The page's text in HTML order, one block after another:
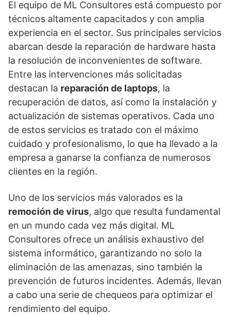
El equipo de ML Consultores está compuesto por
técnicos altamente capacitados y con amplia
experiencia en el sector. Sus principales servicios
abarcan desde la reparación de hardware hasta
la resolución de inconvenientes de software.
Entre las intervenciones más solicitadas
destacan la reparación de laptops, la
recuperación de datos, así como la instalación y
actualización de sistemas operativos. Cada uno
de estos servicios es tratado con el máximo
cuidado y profesionalismo, lo que ha llevado a la
empresa a ganarse la confianza de numerosos
clientes en la región.
Uno de los servicios más valorados es la
remoción de virus, algo que resulta fundamental
en un mundo cada vez más digital. ML
Consultores ofrece un análisis exhaustivo del
sistema informático, garantizando no solo la
eliminación de las amenazas, sino también la
prevención de futuros incidentes. Además, llevan
a cabo una serie de chequeos para optimizar el
rendimiento del equipo.